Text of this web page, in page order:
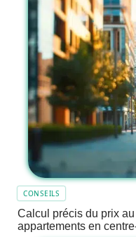
CONSEILS
Calcul précis du prix
appartements en